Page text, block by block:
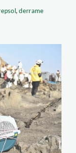
,derrame
–